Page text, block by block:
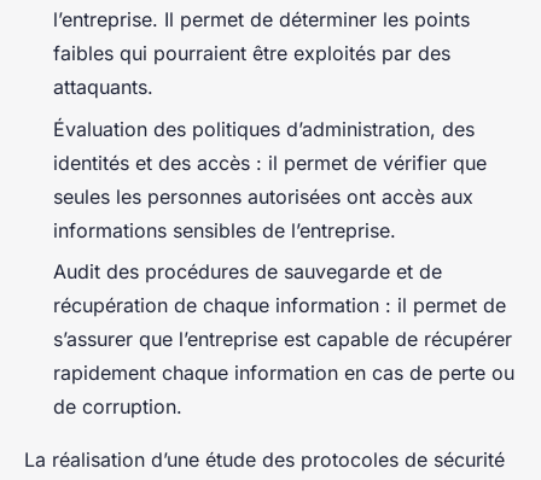
l’entreprise. Il permet de déterminer les points
faibles qui pourraient être exploités par des
attaquants.
Évaluation des politiques d’administration, des
identités et des accès : il permet de vérifier que
seules les personnes autorisées ont accès aux
informations sensibles de l’entreprise.
Audit des procédures de sauvegarde et de
récupération de chaque information : il permet de
s’assurer que l’entreprise est capable de récupérer
rapidement chaque information en cas de perte ou
de corruption.
La réalisation d’une étude des protocoles de sécurité